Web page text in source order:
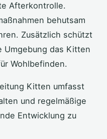
Afterkontrolle.
behutsam
Zusätzlich schützt
Umgebung das Kitten
Wohlbefinden.
Kitten umfasst
und regelmäßige
Entwicklung zu